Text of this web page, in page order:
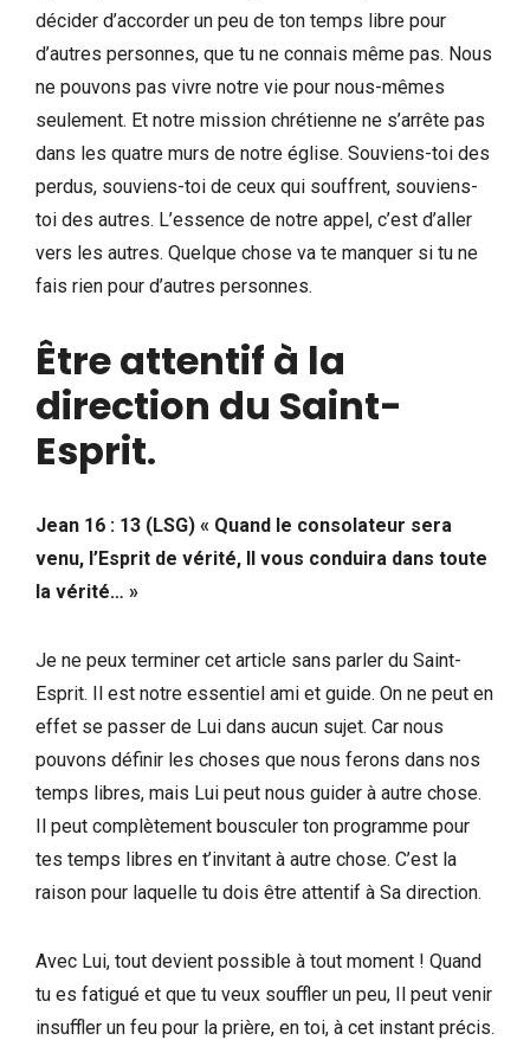
décider d’accorder un peu de ton temps libre pour
d’autres personnes, que tu ne connais même pas. Nous
ne pouvons pas vivre notre vie pour nous-mêmes
seulement. Et notre mission chrétienne ne s’arrête pas
dans les quatre murs de notre église. Souviens-toi des
perdus, souviens-toi de ceux qui souffrent, souviens-
toi des autres. L’essence de notre appel, c’est d’aller
vers les autres. Quelque chose va te manquer si tu ne
fais rien pour d’autres personnes.
Être attentif à la
direction du Saint-
Esprit.
Jean 16 : 13 (LSG) « Quand le consolateur sera
venu, l’Esprit de vérité, Il vous conduira dans toute
la vérité… »
Je ne peux terminer cet article sans parler du Saint-
Esprit. Il est notre essentiel ami et guide. On ne peut en
effet se passer de Lui dans aucun sujet. Car nous
pouvons définir les choses que nous ferons dans nos
temps libres, mais Lui peut nous guider à autre chose.
Il peut complètement bousculer ton programme pour
tes temps libres en t’invitant à autre chose. C’est la
raison pour laquelle tu dois être attentif à Sa direction.
Avec Lui, tout devient possible à tout moment ! Quand
tu es fatigué et que tu veux souffler un peu, Il peut venir
insuffler un feu pour la prière, en toi, à cet instant précis.